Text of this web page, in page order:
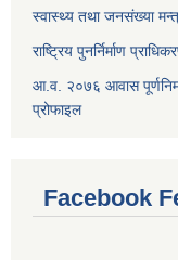
स्वास्थ्य तथा जनसंख्या
राष्ट्रिय पुनर्निर्माण
आ.व. २०७६ आवास
प्रोफाइल
Facebook